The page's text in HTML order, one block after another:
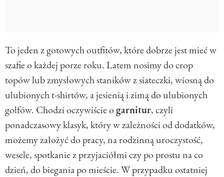
To jeden z gotowych outfitów, które dobrze jest mieć w
szafie o każdej porze roku. Latem nosimy do crop
topów lub zmysłowych staników z siateczki, wiosną do
ulubionych t-shirtów, a jesienią i zimą do ulubionych
golfów. Chodzi oczywiście ogarnitur, czyli
ponadczasowy klasyk, który w zależności od dodatków,
możemy założyć do pracy, na rodzinną uroczystość,
wesele, spotkanie z przyjaciółmi czy po prostu na co
dzień, do biegania po mieście. W przypadku ostatniej